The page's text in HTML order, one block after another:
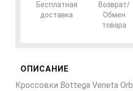
Бесплатная
доставка
Возврат/
Обмен
товара
ОПИСАНИЕ
Кроссовки Bottega Veneta